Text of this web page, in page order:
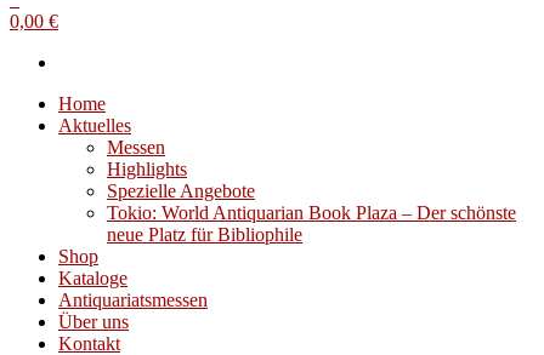
0,00 €
Home
Aktuelles
Messen
Highlights
Spezielle Angebote
Tokio: World Antiquarian Book Plaza – Der schönste
neue Platz für Bibliophile
Shop
Kataloge
Antiquariatsmessen
Über uns
Kontakt